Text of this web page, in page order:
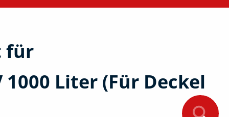
für
Liter (Für Deckel